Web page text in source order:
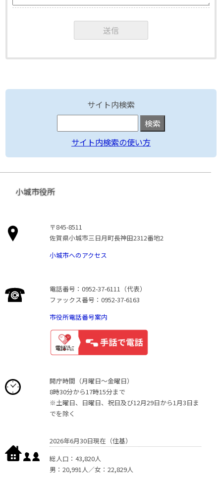
サイト内検索
サイト内検索の使い方
小城市役所
〒845-8511
佐賀県小城市三日月町長神田2312番地2
小城市へのアクセス
電話番号：0952-37-6111（代表）
ファックス番号：0952-37-6163
市役所電話番号案内
開庁時間（月曜日〜金曜日）
8時30分から17時15分まで
※土曜日、日曜日、祝日及び12月29日から1月3日ま
でを除く
2026年6月30日現在（住基）
総人口：43,820人
男：20,991人／女：22,829人